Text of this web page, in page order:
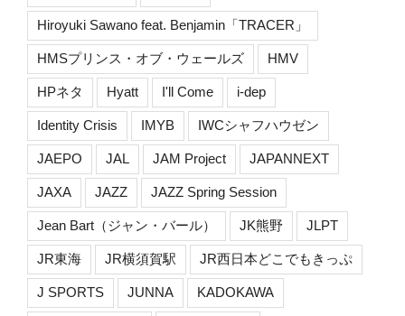
Hiroyuki Sawano feat. Benjamin「TRACER」
HMSプリンス・オブ・ウェールズ HMV
HPネタ Hyatt I'll Come i-dep
Identity Crisis IMYB IWCシャフハウゼン
JAEPO JAL JAM Project JAPANNEXT
JAXA JAZZ JAZZ Spring Session
Jean Bart（ジャン・バール） JK熊野 JLPT
JR東海 JR横須賀駅 JR西日本どこでもきっぷ
J SPORTS JUNNA KADOKAWA